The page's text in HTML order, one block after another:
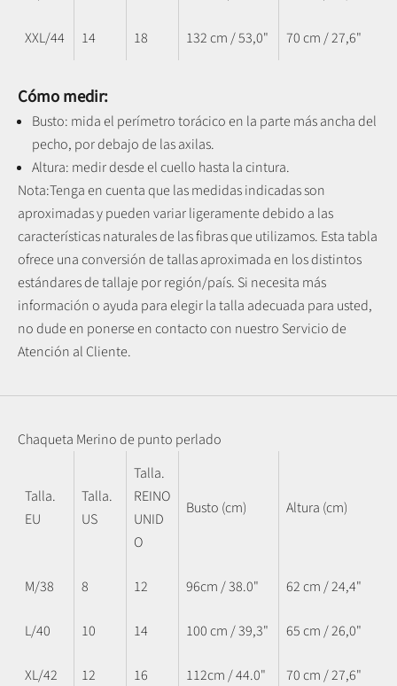
XXL/44 14 18 132 cm / 53,0" 70 cm / 27,6"
Cómo medir:
Busto: mida el perímetro torácico en la parte más ancha del
pecho, por debajo de las axilas.
Altura: medir desde el cuello hasta la cintura.
Nota:Tenga en cuenta que las medidas indicadas son
aproximadas y pueden variar ligeramente debido a las
características naturales de las fibras que utilizamos. Esta tabla
ofrece una conversión de tallas aproximada en los distintos
estándares de tallaje por región/país. Si necesita más
información o ayuda para elegir la talla adecuada para usted,
no dude en ponerse en contacto con nuestro Servicio de
Atención al Cliente.
Chaqueta Merino de punto perlado
Talla.
EU
Talla.
US
Talla.
REINO
UNID
O
Busto (cm) Altura (cm)
M/38 8 12 96cm / 38.0" 62 cm / 24,4"
L/40 10 14 100 cm / 39,3" 65 cm / 26,0"
XL/42 12 16 112cm / 44.0" 70 cm / 27,6"